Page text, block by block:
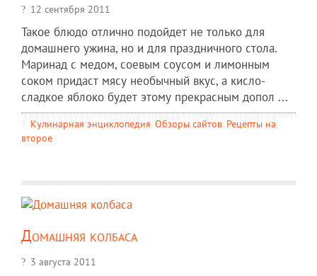
12 сентября 2011
Такое блюдо отлично подойдет не только для
домашнего ужина, но и для праздничного стола.
Маринад с медом, соевым соусом и лимонным
соком придаст мясу необычный вкус, а кисло-
сладкое яблоко будет этому прекрасным допол ...
Кулинарная энциклопедия, Обзоры сайтов, Рецепты на
второе
Домашняя колбаса
3 августа 2011